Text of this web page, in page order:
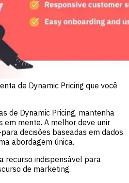
de Dynamic Pricing que você
de Dynamic Pricing, mantenha
em mente. A melhor deve unir
decisões baseadas em dados
abordagem única.
recurso indispensável para
de marketing.